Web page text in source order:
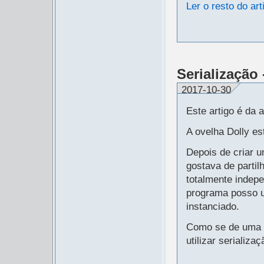
Ler o resto do
Serialização
2017-10-30
Este artigo é da
A ovelha Dolly
Depois de criar
gostava de
totalmente
programa posso
instanciado.
Como se de
utilizar